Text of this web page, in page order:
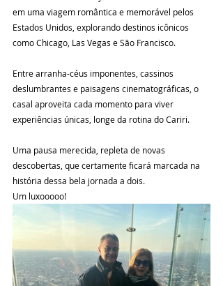
em uma viagem romântica e memorável pelos
Estados Unidos, explorando destinos icônicos
como Chicago, Las Vegas e São Francisco.
Entre arranha-céus imponentes, cassinos
deslumbrantes e paisagens cinematográficas, o
casal aproveita cada momento para viver
experiências únicas, longe da rotina do Cariri.
Uma pausa merecida, repleta de novas
descobertas, que certamente ficará marcada na
história dessa bela jornada a dois.
Um luxooooo!